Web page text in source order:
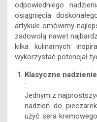
odpowiedniego
osiągnięcia
artykule omówimy
zadowolą nawet
kilka kulinarnych
wykorzystać potencjał
Klasyczne
:
Jednym z
nadzień do
użyć sera